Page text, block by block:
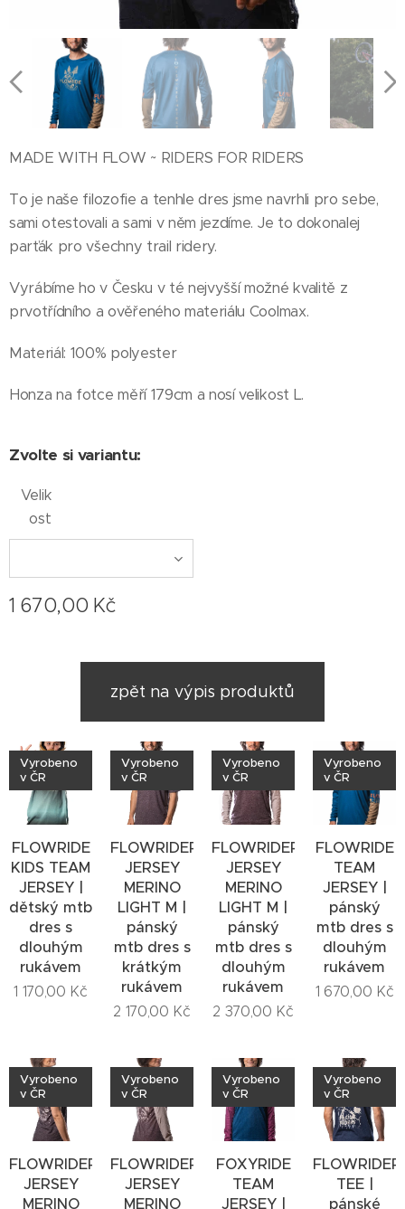
MADE WITH FLOW ~ RIDERS FOR RIDERS
To je naše filozofie a tenhle dres jsme navrhli pro sebe,
sami otestovali a sami v něm jezdíme. Je to dokonalej
parťák pro všechny trail ridery.
Vyrábíme ho v Česku v té nejvyšší možné kvalitě z
prvotřídního a ověřeného materiálu Coolmax.
Materiál: 100% polyester
Honza na fotce měří 179cm a nosí velikost L.
Zvolte si variantu:
Velik
ost
1 670,00 Kč
zpět na výpis produktů
FLOWRIDE
KIDS TEAM
JERSEY |
dětský mtb
dres s
dlouhým
rukávem
Vyrobeno
v ČR
1 170,00 Kč
FLOWRIDERS
JERSEY
MERINO
LIGHT M |
pánský
mtb dres s
krátkým
rukávem
Vyrobeno
v ČR
2 170,00 Kč
FLOWRIDERS
JERSEY
MERINO
LIGHT M |
pánský
mtb dres s
dlouhým
rukávem
Vyrobeno
v ČR
2 370,00 Kč
FLOWRIDE
TEAM
JERSEY |
pánský
mtb dres s
dlouhým
rukávem
Vyrobeno
v ČR
1 670,00 Kč
FLOWRIDERS
JERSEY
MERINO
Vyrobeno
v ČR
FLOWRIDERS
JERSEY
MERINO
Vyrobeno
v ČR
FOXYRIDE
TEAM
JERSEY |
Vyrobeno
v ČR
TEE |
pánské
Vyrobeno
v ČR